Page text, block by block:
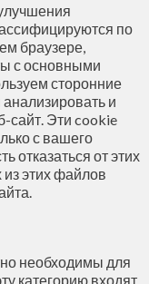
по
браузере,
с основными
сторонние
и
сайт. Эти cookie
с вашего
отказаться от этих
этих файлов
необходимы для
категорию входят